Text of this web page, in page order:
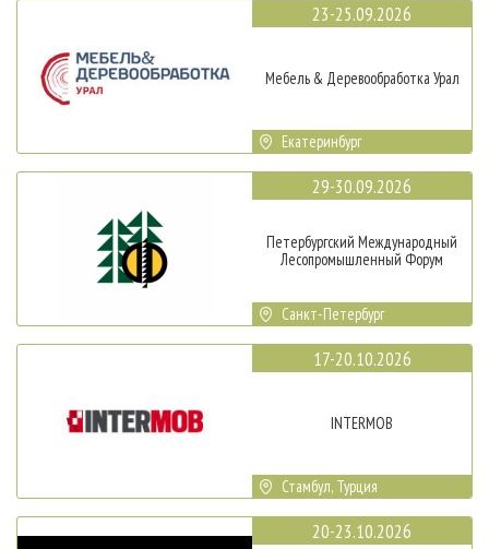
23-25.09.2026
Мебель & Деревообработка Урал
Екатеринбург
29-30.09.2026
Петербургский Международный
Лесопромышленный Форум
Санкт-Петербург
17-20.10.2026
INTERMOB
Стамбул, Турция
20-23.10.2026